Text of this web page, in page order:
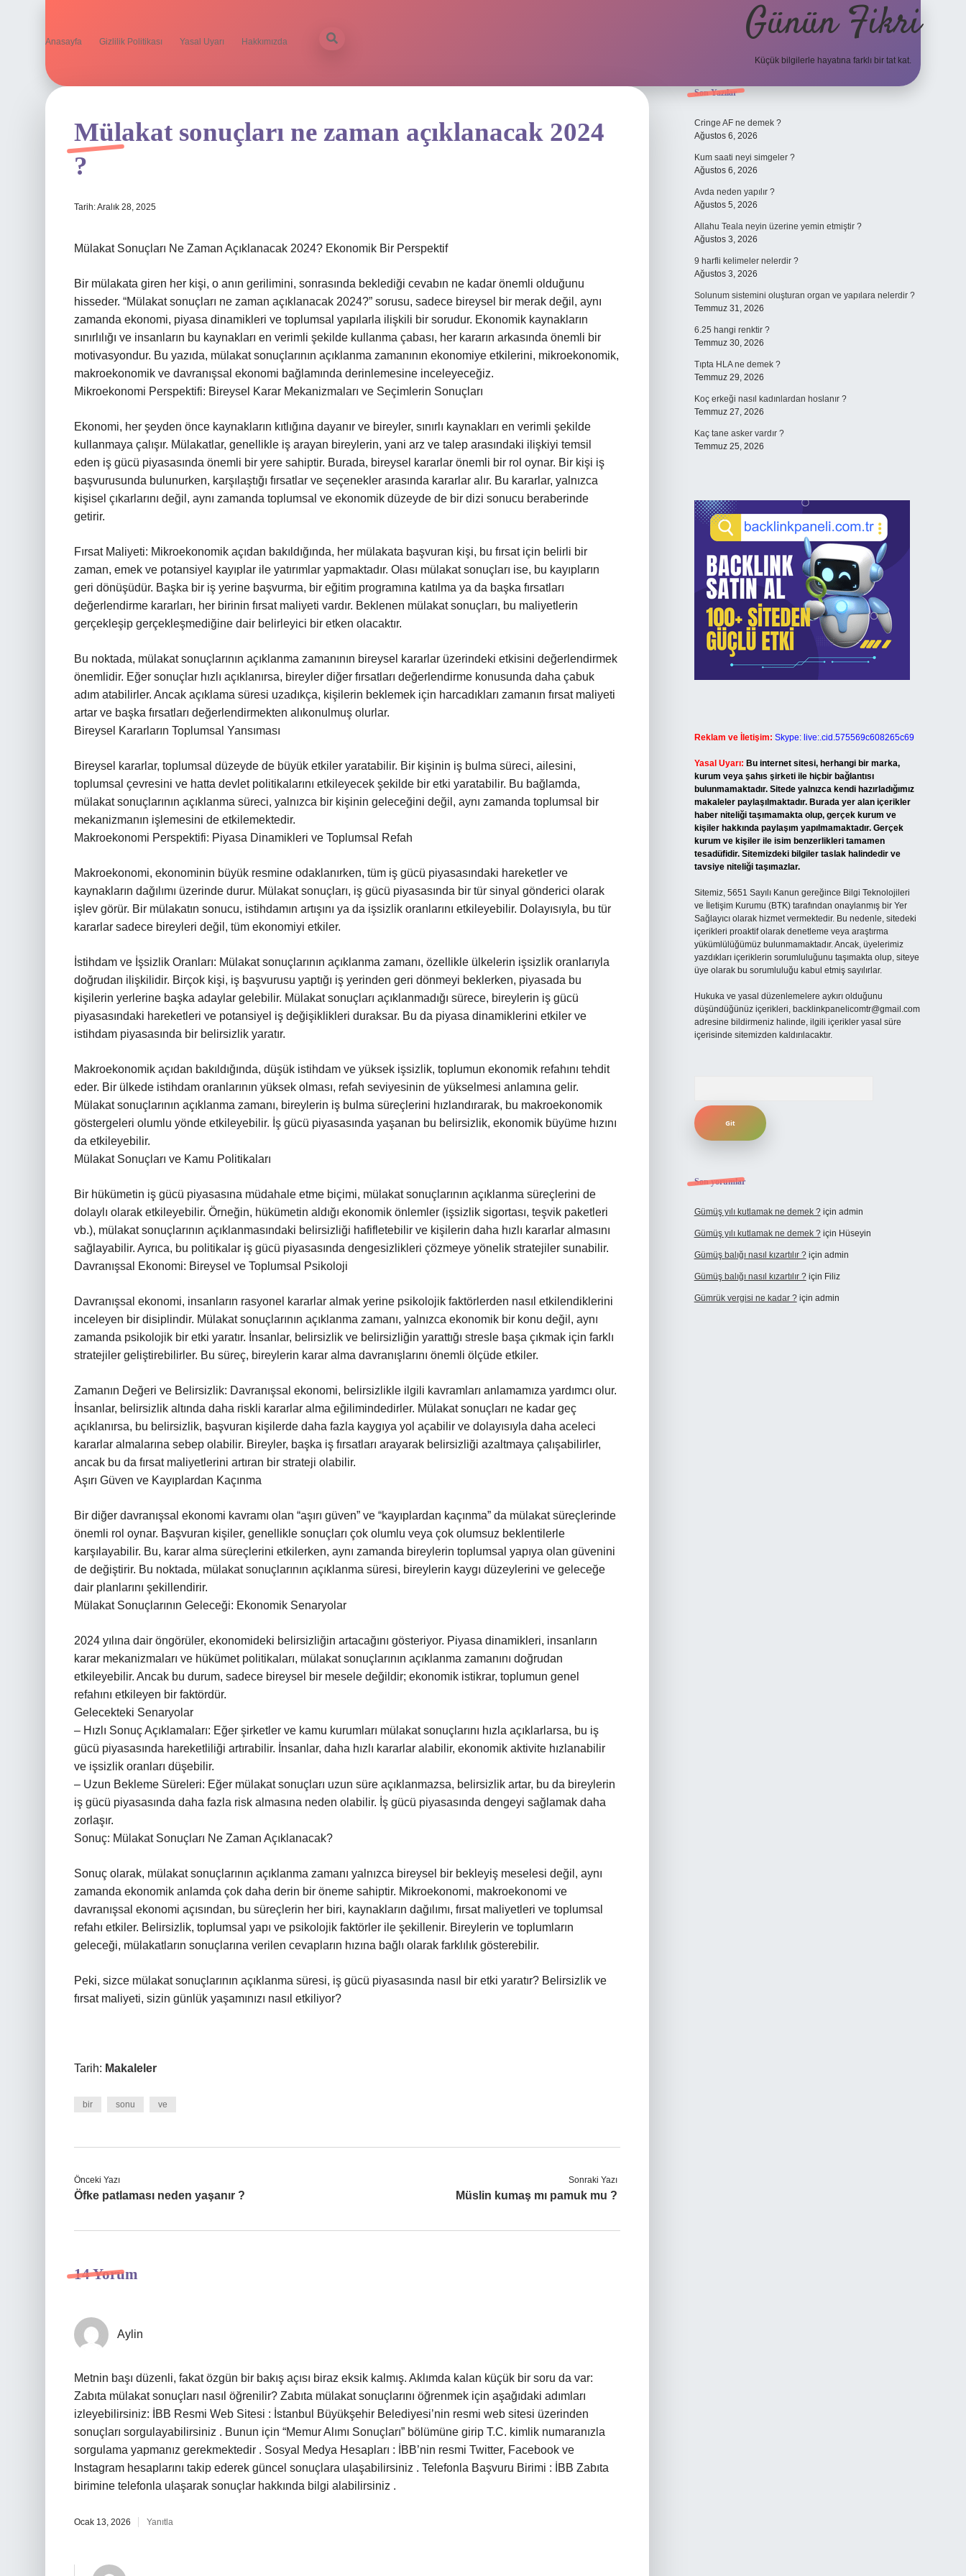
Anasayfa Gizlilik Politikası Yasal Uyarı Hakkımızda Günün Fikri
Küçük bilgilerle hayatına farklı bir tat kat.
Mülakat sonuçları ne zaman açıklanacak 2024
?
Tarih: Aralık 28, 2025
Mülakat Sonuçları Ne Zaman Açıklanacak 2024? Ekonomik Bir Perspektif
Bir mülakata giren her kişi, o anın gerilimini, sonrasında beklediği cevabın ne kadar önemli olduğunu
hisseder. “Mülakat sonuçları ne zaman açıklanacak 2024?” sorusu, sadece bireysel bir merak değil, aynı
zamanda ekonomi, piyasa dinamikleri ve toplumsal yapılarla ilişkili bir sorudur. Ekonomik kaynakların
sınırlılığı ve insanların bu kaynakları en verimli şekilde kullanma çabası, her kararın arkasında önemli bir
motivasyondur. Bu yazıda, mülakat sonuçlarının açıklanma zamanının ekonomiye etkilerini, mikroekonomik,
makroekonomik ve davranışsal ekonomi bağlamında derinlemesine inceleyeceğiz.
Mikroekonomi Perspektifi: Bireysel Karar Mekanizmaları ve Seçimlerin Sonuçları
Ekonomi, her şeyden önce kaynakların kıtlığına dayanır ve bireyler, sınırlı kaynakları en verimli şekilde
kullanmaya çalışır. Mülakatlar, genellikle iş arayan bireylerin, yani arz ve talep arasındaki ilişkiyi temsil
eden iş gücü piyasasında önemli bir yere sahiptir. Burada, bireysel kararlar önemli bir rol oynar. Bir kişi iş
başvurusunda bulunurken, karşılaştığı fırsatlar ve seçenekler arasında kararlar alır. Bu kararlar, yalnızca
kişisel çıkarlarını değil, aynı zamanda toplumsal ve ekonomik düzeyde de bir dizi sonucu beraberinde
getirir.
Fırsat Maliyeti: Mikroekonomik açıdan bakıldığında, her mülakata başvuran kişi, bu fırsat için belirli bir
zaman, emek ve potansiyel kayıplar ile yatırımlar yapmaktadır. Olası mülakat sonuçları ise, bu kayıpların
geri dönüşüdür. Başka bir iş yerine başvurma, bir eğitim programına katılma ya da başka fırsatları
değerlendirme kararları, her birinin fırsat maliyeti vardır. Beklenen mülakat sonuçları, bu maliyetlerin
gerçekleşip gerçekleşmediğine dair belirleyici bir etken olacaktır.
Bu noktada, mülakat sonuçlarının açıklanma zamanının bireysel kararlar üzerindeki etkisini değerlendirmek
önemlidir. Eğer sonuçlar hızlı açıklanırsa, bireyler diğer fırsatları değerlendirme konusunda daha çabuk
adım atabilirler. Ancak açıklama süresi uzadıkça, kişilerin beklemek için harcadıkları zamanın fırsat maliyeti
artar ve başka fırsatları değerlendirmekten alıkonulmuş olurlar.
Bireysel Kararların Toplumsal Yansıması
Bireysel kararlar, toplumsal düzeyde de büyük etkiler yaratabilir. Bir kişinin iş bulma süreci, ailesini,
toplumsal çevresini ve hatta devlet politikalarını etkileyecek şekilde bir etki yaratabilir. Bu bağlamda,
mülakat sonuçlarının açıklanma süreci, yalnızca bir kişinin geleceğini değil, aynı zamanda toplumsal bir
mekanizmanın işlemesini de etkilemektedir.
Makroekonomi Perspektifi: Piyasa Dinamikleri ve Toplumsal Refah
Makroekonomi, ekonominin büyük resmine odaklanırken, tüm iş gücü piyasasındaki hareketler ve
kaynakların dağılımı üzerinde durur. Mülakat sonuçları, iş gücü piyasasında bir tür sinyal gönderici olarak
işlev görür. Bir mülakatın sonucu, istihdamın artışını ya da işsizlik oranlarını etkileyebilir. Dolayısıyla, bu tür
kararlar sadece bireyleri değil, tüm ekonomiyi etkiler.
İstihdam ve İşsizlik Oranları: Mülakat sonuçlarının açıklanma zamanı, özellikle ülkelerin işsizlik oranlarıyla
doğrudan ilişkilidir. Birçok kişi, iş başvurusu yaptığı iş yerinden geri dönmeyi beklerken, piyasada bu
kişilerin yerlerine başka adaylar gelebilir. Mülakat sonuçları açıklanmadığı sürece, bireylerin iş gücü
piyasasındaki hareketleri ve potansiyel iş değişiklikleri duraksar. Bu da piyasa dinamiklerini etkiler ve
istihdam piyasasında bir belirsizlik yaratır.
Makroekonomik açıdan bakıldığında, düşük istihdam ve yüksek işsizlik, toplumun ekonomik refahını tehdit
eder. Bir ülkede istihdam oranlarının yüksek olması, refah seviyesinin de yükselmesi anlamına gelir.
Mülakat sonuçlarının açıklanma zamanı, bireylerin iş bulma süreçlerini hızlandırarak, bu makroekonomik
göstergeleri olumlu yönde etkileyebilir. İş gücü piyasasında yaşanan bu belirsizlik, ekonomik büyüme hızını
da etkileyebilir.
Mülakat Sonuçları ve Kamu Politikaları
Bir hükümetin iş gücü piyasasına müdahale etme biçimi, mülakat sonuçlarının açıklanma süreçlerini de
dolaylı olarak etkileyebilir. Örneğin, hükümetin aldığı ekonomik önlemler (işsizlik sigortası, teşvik paketleri
vb.), mülakat sonuçlarının açıklanmasındaki belirsizliği hafifletebilir ve kişilerin daha hızlı kararlar almasını
sağlayabilir. Ayrıca, bu politikalar iş gücü piyasasında dengesizlikleri çözmeye yönelik stratejiler sunabilir.
Davranışsal Ekonomi: Bireysel ve Toplumsal Psikoloji
Davranışsal ekonomi, insanların rasyonel kararlar almak yerine psikolojik faktörlerden nasıl etkilendiklerini
inceleyen bir disiplindir. Mülakat sonuçlarının açıklanma zamanı, yalnızca ekonomik bir konu değil, aynı
zamanda psikolojik bir etki yaratır. İnsanlar, belirsizlik ve belirsizliğin yarattığı stresle başa çıkmak için farklı
stratejiler geliştirebilirler. Bu süreç, bireylerin karar alma davranışlarını önemli ölçüde etkiler.
Zamanın Değeri ve Belirsizlik: Davranışsal ekonomi, belirsizlikle ilgili kavramları anlamamıza yardımcı olur.
İnsanlar, belirsizlik altında daha riskli kararlar alma eğilimindedirler. Mülakat sonuçları ne kadar geç
açıklanırsa, bu belirsizlik, başvuran kişilerde daha fazla kaygıya yol açabilir ve dolayısıyla daha aceleci
kararlar almalarına sebep olabilir. Bireyler, başka iş fırsatları arayarak belirsizliği azaltmaya çalışabilirler,
ancak bu da fırsat maliyetlerini artıran bir strateji olabilir.
Aşırı Güven ve Kayıplardan Kaçınma
Bir diğer davranışsal ekonomi kavramı olan “aşırı güven” ve “kayıplardan kaçınma” da mülakat süreçlerinde
önemli rol oynar. Başvuran kişiler, genellikle sonuçları çok olumlu veya çok olumsuz beklentilerle
karşılayabilir. Bu, karar alma süreçlerini etkilerken, aynı zamanda bireylerin toplumsal yapıya olan güvenini
de değiştirir. Bu noktada, mülakat sonuçlarının açıklanma süresi, bireylerin kaygı düzeylerini ve geleceğe
dair planlarını şekillendirir.
Mülakat Sonuçlarının Geleceği: Ekonomik Senaryolar
2024 yılına dair öngörüler, ekonomideki belirsizliğin artacağını gösteriyor. Piyasa dinamikleri, insanların
karar mekanizmaları ve hükümet politikaları, mülakat sonuçlarının açıklanma zamanını doğrudan
etkileyebilir. Ancak bu durum, sadece bireysel bir mesele değildir; ekonomik istikrar, toplumun genel
refahını etkileyen bir faktördür.
Gelecekteki Senaryolar
– Hızlı Sonuç Açıklamaları: Eğer şirketler ve kamu kurumları mülakat sonuçlarını hızla açıklarlarsa, bu iş
gücü piyasasında hareketliliği artırabilir. İnsanlar, daha hızlı kararlar alabilir, ekonomik aktivite hızlanabilir
ve işsizlik oranları düşebilir.
– Uzun Bekleme Süreleri: Eğer mülakat sonuçları uzun süre açıklanmazsa, belirsizlik artar, bu da bireylerin
iş gücü piyasasında daha fazla risk almasına neden olabilir. İş gücü piyasasında dengeyi sağlamak daha
zorlaşır.
Sonuç: Mülakat Sonuçları Ne Zaman Açıklanacak?
Sonuç olarak, mülakat sonuçlarının açıklanma zamanı yalnızca bireysel bir bekleyiş meselesi değil, aynı
zamanda ekonomik anlamda çok daha derin bir öneme sahiptir. Mikroekonomi, makroekonomi ve
davranışsal ekonomi açısından, bu süreçlerin her biri, kaynakların dağılımı, fırsat maliyetleri ve toplumsal
refahı etkiler. Belirsizlik, toplumsal yapı ve psikolojik faktörler ile şekillenir. Bireylerin ve toplumların
geleceği, mülakatların sonuçlarına verilen cevapların hızına bağlı olarak farklılık gösterebilir.
Peki, sizce mülakat sonuçlarının açıklanma süresi, iş gücü piyasasında nasıl bir etki yaratır? Belirsizlik ve
fırsat maliyeti, sizin günlük yaşamınızı nasıl etkiliyor?
Tarih: Makaleler
bir sonu ve
Önceki Yazı
Öfke patlaması neden yaşanır ?
Sonraki Yazı
Müslin kumaş mı pamuk mu ?
14 Yorum
Aylin
Metnin başı düzenli, fakat özgün bir bakış açısı biraz eksik kalmış. Aklımda kalan küçük bir soru da var:
Zabıta mülakat sonuçları nasıl öğrenilir? Zabıta mülakat sonuçlarını öğrenmek için aşağıdaki adımları
izleyebilirsiniz: İBB Resmi Web Sitesi : İstanbul Büyükşehir Belediyesi’nin resmi web sitesi üzerinden
sonuçları sorgulayabilirsiniz . Bunun için “Memur Alımı Sonuçları” bölümüne girip T.C. kimlik numaranızla
sorgulama yapmanız gerekmektedir . Sosyal Medya Hesapları : İBB’nin resmi Twitter, Facebook ve
Instagram hesaplarını takip ederek güncel sonuçlara ulaşabilirsiniz . Telefonla Başvuru Birimi : İBB Zabıta
birimine telefonla ulaşarak sonuçlar hakkında bilgi alabilirsiniz .
Ocak 13, 2026 Yanıtla
Sidebar
Son Yazılar
Cringe AF ne demek ?
Ağustos 6, 2026
Kum saati neyi simgeler ?
Ağustos 6, 2026
Avda neden yapılır ?
Ağustos 5, 2026
Allahu Teala neyin üzerine yemin etmiştir ?
Ağustos 3, 2026
9 harfli kelimeler nelerdir ?
Ağustos 3, 2026
Solunum sistemini oluşturan organ ve yapılara nelerdir ?
Temmuz 31, 2026
6.25 hangi renktir ?
Temmuz 30, 2026
Tıpta HLA ne demek ?
Temmuz 29, 2026
Koç erkeği nasıl kadınlardan hoslanır ?
Temmuz 27, 2026
Kaç tane asker vardır ?
Temmuz 25, 2026
Reklam ve İletişim: Skype: live:.cid.575569c608265c69
Yasal Uyarı: Bu internet sitesi, herhangi bir marka,
kurum veya şahıs şirketi ile hiçbir bağlantısı
bulunmamaktadır. Sitede yalnızca kendi hazırladığımız
makaleler paylaşılmaktadır. Burada yer alan içerikler
haber niteliği taşımamakta olup, gerçek kurum ve
kişiler hakkında paylaşım yapılmamaktadır. Gerçek
kurum ve kişiler ile isim benzerlikleri tamamen
tesadüfidir. Sitemizdeki bilgiler taslak halindedir ve
tavsiye niteliği taşımazlar.
Sitemiz, 5651 Sayılı Kanun gereğince Bilgi Teknolojileri
ve İletişim Kurumu (BTK) tarafından onaylanmış bir Yer
Sağlayıcı olarak hizmet vermektedir. Bu nedenle, sitedeki
içerikleri proaktif olarak denetleme veya araştırma
yükümlülüğümüz bulunmamaktadır. Ancak, üyelerimiz
yazdıkları içeriklerin sorumluluğunu taşımakta olup, siteye
üye olarak bu sorumluluğu kabul etmiş sayılırlar.
Hukuka ve yasal düzenlemelere aykırı olduğunu
düşündüğünüz içerikleri, backlinkpanelicomtr@gmail.com
adresine bildirmeniz halinde, ilgili içerikler yasal süre
içerisinde sitemizden kaldırılacaktır.
Son yorumlar
Gümüş yılı kutlamak ne demek ?için admin
Gümüş yılı kutlamak ne demek ?için Hüseyin
Gümüş balığı nasıl kızartılır ?için admin
Gümüş balığı nasıl kızartılır ?için Filiz
Gümrük vergisi ne kadar ?için admin